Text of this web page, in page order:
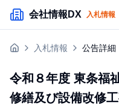
メインコンテンツにスキッ
会社情報DX 入札情報
入札情報
助成金・補助金
入札情報 公告詳細
令和８年度 東条福
修繕及び設備改修